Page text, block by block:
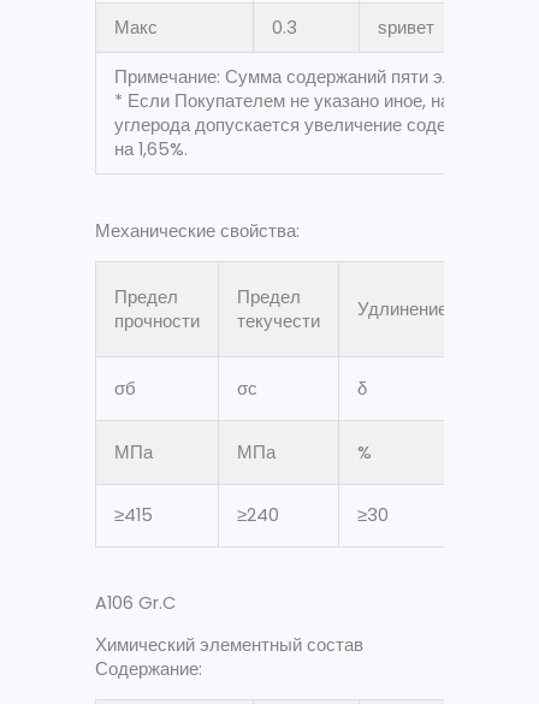
Макс 0.3 ѕривет
Примечание: Сумма содержаний пяти элементов
* Если Покупателем не указано иное, на каждые
углерода допускается увеличение содержания
на 1,65%.
Механические свойства:
Предел
прочности
Предел
текучести
Удлинение
σб σс δ
МПа МПа %
≥415 ≥240 ≥30
A106 Gr.C
Химический элементный состав
Содержание: